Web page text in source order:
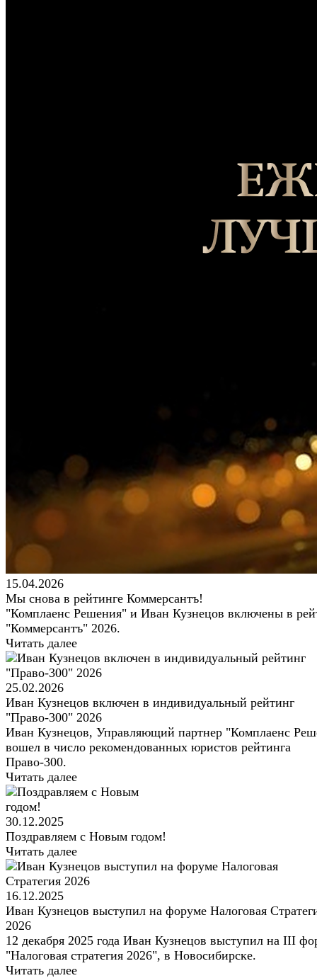
15.04.2026
Мы снова в рейтинге Коммерсантъ!
"Комплаенс Решения" и Иван Кузнецов включены в
"Коммерсантъ" 2026.
Читать далее
25.02.2026
Иван Кузнецов включен в индивидуальный рейтинг
"Право-300" 2026
Иван Кузнецов, Управляющий партнер "Комплаенс
вошел в число рекомендованных юристов рейтинга
Право-300.
Читать далее
30.12.2025
Поздравляем с Новым годом!
Читать далее
16.12.2025
Иван Кузнецов выступил на форуме Налоговая
2026
12 декабря 2025 года Иван Кузнецов выступил на III
"Налоговая стратегия 2026", в Новосибирске.
Читать далее